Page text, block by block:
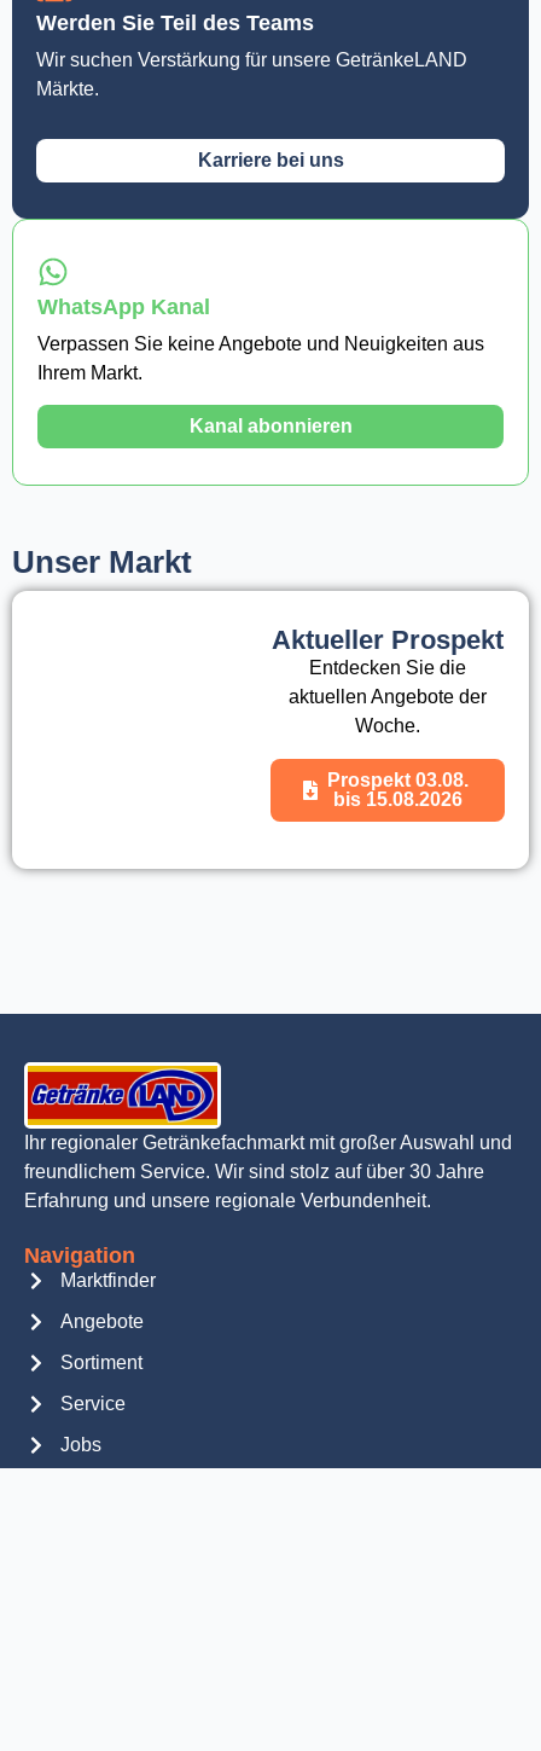
Werden Sie Teil des Teams
Wir suchen Verstärkung für unsere GetränkeLAND
Märkte.
Karriere bei uns
WhatsApp Kanal
Verpassen Sie keine Angebote und Neuigkeiten aus
Ihrem Markt.
Kanal abonnieren
Unser Markt
Aktueller Prospekt
Entdecken Sie die
aktuellen Angebote der
Woche.
Prospekt 03.08.
bis 15.08.2026
Ihr regionaler Getränkefachmarkt mit großer Auswahl und
freundlichem Service. Wir sind stolz auf über 30 Jahre
Erfahrung und unsere regionale Verbundenheit.
Navigation
Marktfinder
Angebote
Sortiment
Service
Jobs